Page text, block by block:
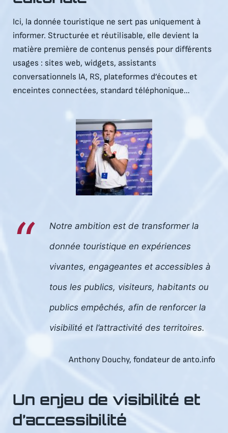
Ici, la donnée touristique ne sert pas uniquement à
informer. Structurée et réutilisable, elle devient la
matière première de contenus pensés pour différents
usages : sites web, widgets, assistants
conversationnels IA, RS, plateformes d’écoutes et
enceintes connectées, standard téléphonique…
Notre ambition est de transformer la
donnée touristique en expériences
vivantes, engageantes et accessibles à
tous les publics, visiteurs, habitants ou
publics empêchés, afin de renforcer la
visibilité et l’attractivité des territoires.
Anthony Douchy, fondateur de anto.info
Un enjeu de visibilité et
d’accessibilité